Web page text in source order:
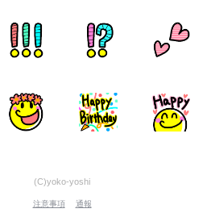
(C)yoko-yoshi
注意事項 通報